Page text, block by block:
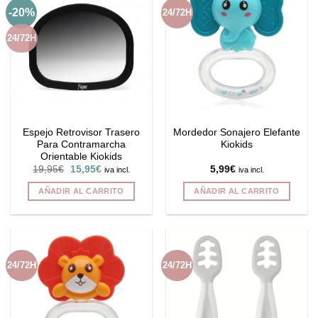
-20%
24/72H
Espejo Retrovisor Trasero
Para Contramarcha
Orientable Kiokids
19,95€
El
original
era:
15,95€El
actual
es:
iva incl.
AÑADIR AL CARRITO
24/72H
Mordedor Sonajero Elefante
Kiokids
5,99€ iva incl.
AÑADIR AL CARRITO
24/72H 24/72H